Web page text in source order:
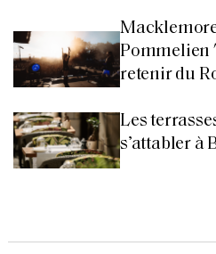
Pommelien
retenir du
Les
s’attabler à